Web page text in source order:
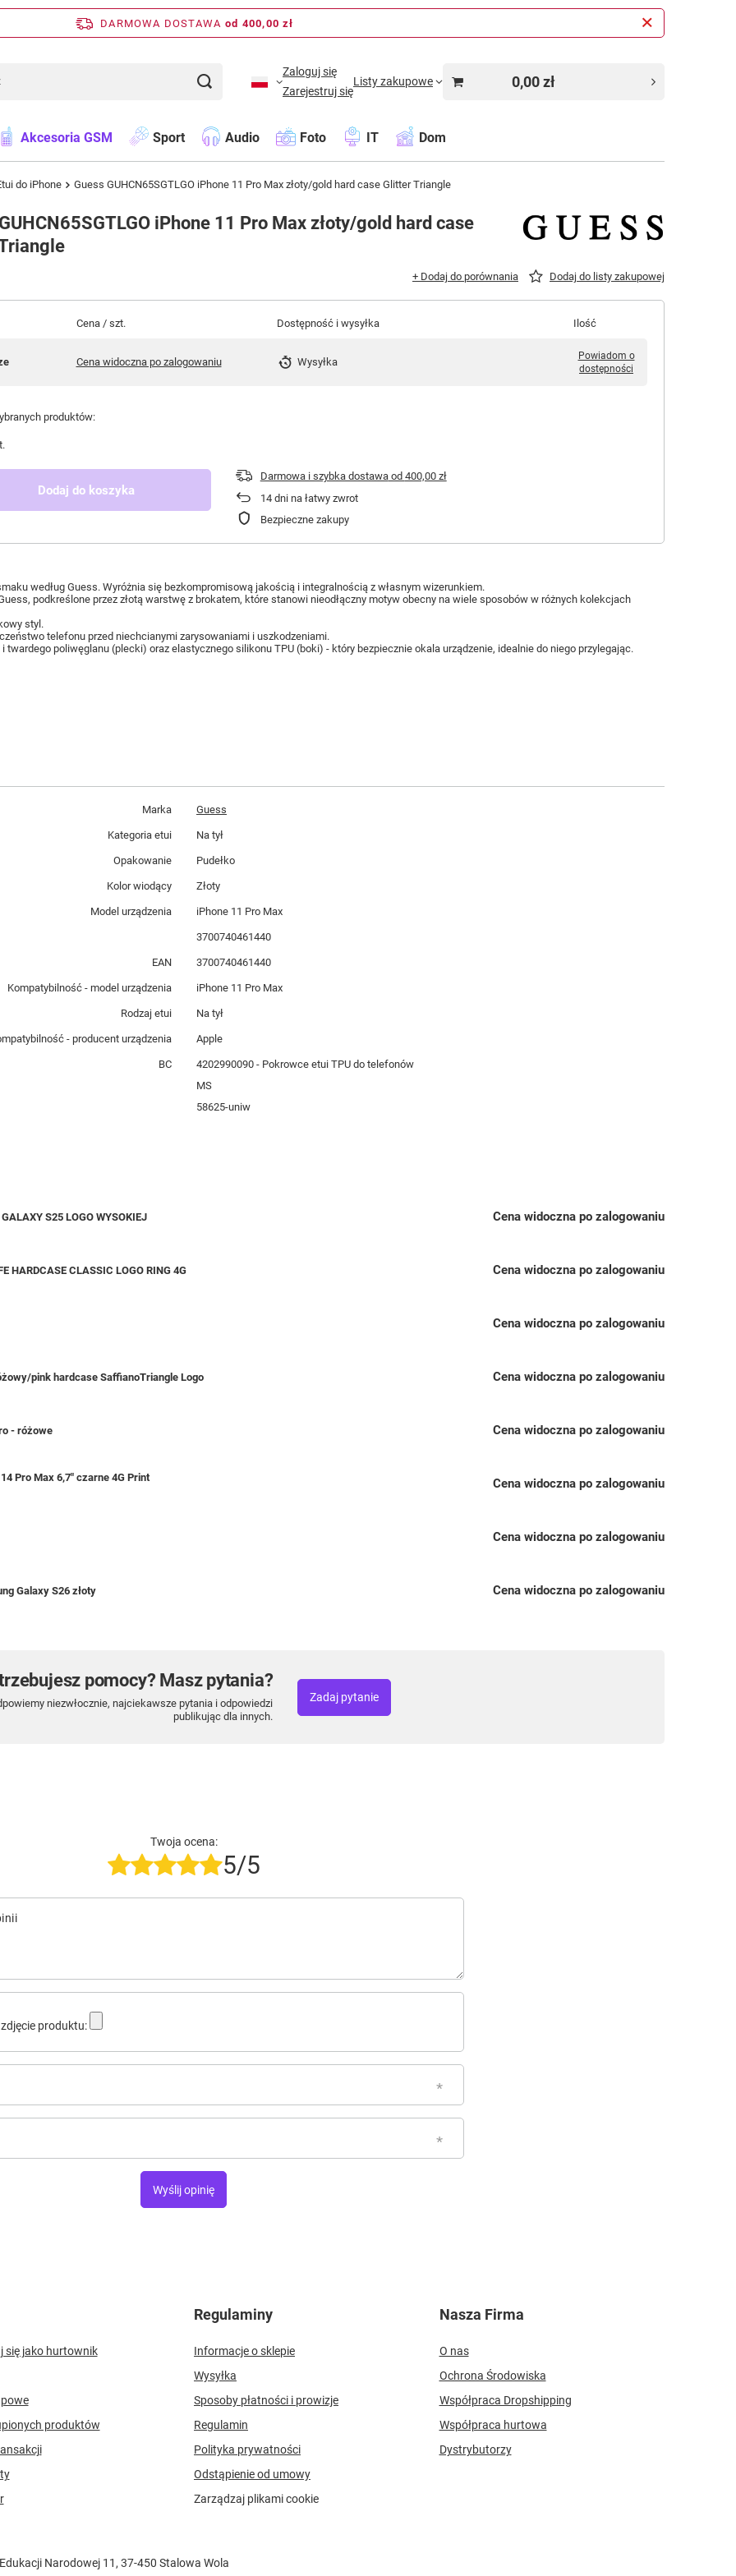
DARMOWA DOSTAWA od 400,00 zł
Zaloguj się
Zarejestruj się
Listy zakupowe 0,00 zł
Akcesoria GSM Sport Audio Foto IT Dom
do iPhone Guess GUHCN65SGTLGO iPhone 11 Pro Max złoty/gold hard case Glitter Triangle
iPhone 11 Pro Max złoty/gold hard case
+ Dodaj do porównania Dodaj do listy zakupowej
Cena / szt. Dostępność i wysyłka Ilość
Cena widoczna po zalogowaniu Wysyłka
Powiadom o
dostępności
produktów:
Dodaj do koszyka
Darmowa i szybka dostawaod 400,00 zł
14dni na łatwy zwrot
Bezpieczne zakupy
według Guess. Wyróżnia się bezkompromisową jakością i integralnością z własnym wizerunkiem.
podkreślone przez złotą warstwę z brokatem, które stanowi nieodłączny motyw obecny na wiele sposobów w różnych kolekcjach
styl.
telefonu przed niechcianymi zarysowaniami i uszkodzeniami.
twardego poliwęglanu (plecki) oraz elastycznego silikonu TPU (boki) - który bezpiecznie okala urządzenie, idealnie do niego przylegając.
Marka Guess
Kategoria etui Na tył
Opakowanie Pudełko
Kolor wiodący Złoty
Model urządzenia iPhone 11 Pro Max
3700740461440
EAN 3700740461440
Kompatybilność - model urządzenia iPhone 11 Pro Max
Rodzaj etui Na tył
- producent urządzenia Apple
BC
4202990090 - Pokrowce etui TPU do telefonów
MS
58625-uniw
S25 LOGO WYSOKIEJ Cena widoczna po zalogowaniu
HARDCASE CLASSIC LOGO RING 4G Cena widoczna po zalogowaniu
Cena widoczna po zalogowaniu
pink hardcase SaffianoTriangle Logo Cena widoczna po zalogowaniu
- różowe Cena widoczna po zalogowaniu
Pro Max 6,7" czarne 4G Print Cena widoczna po zalogowaniu
Cena widoczna po zalogowaniu
Galaxy S26 złoty Cena widoczna po zalogowaniu
pomocy? Masz pytania?
niezwłocznie, najciekawsze pytania i odpowiedzi
publikując dla innych.
Zadaj pytanie
Twoja ocena:
5/5
produktu:
Wyślij opinię
się jako hurtownik
produktów
Regulaminy
Informacje o sklepie
Wysyłka
Sposoby płatności i prowizje
Regulamin
Polityka prywatności
Odstąpienie od umowy
Zarządzaj plikami cookie
Nasza Firma
O nas
Ochrona Środowiska
Współpraca Dropshipping
Współpraca hurtowa
Dystrybutorzy
Narodowej 11 , 37-450 Stalowa Wola